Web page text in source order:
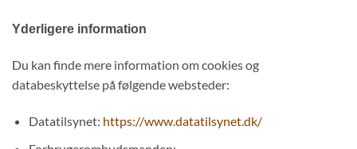
Yderligere information
Du kan finde mere information om cookies og
databeskyttelse på følgende websteder:
Datatilsynet: https://www.datatilsynet.dk/